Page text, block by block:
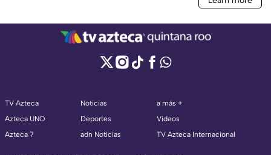
TV Azteca
Azteca UNO
Azteca 7
Noticias
Deportes
adn Noticias
a más +
Videos
TV Azteca Internacional